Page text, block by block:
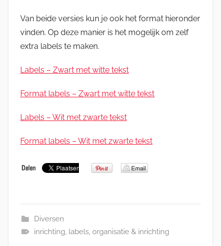
Van beide versies kun je ook het format hieronder
vinden. Op deze manier is het mogelijk om zelf
extra labels te maken.
Labels – Zwart met witte tekst
Format labels – Zwart met witte tekst
Labels – Wit met zwarte tekst
Format labels – Wit met zwarte tekst
Diversen
inrichting, labels, organisatie & inrichting